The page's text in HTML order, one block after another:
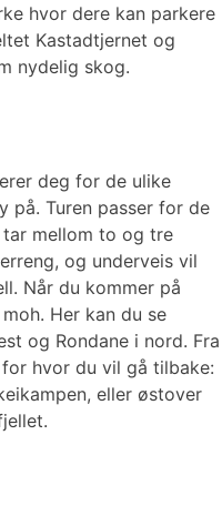
hvor dere kan parkere
Kastadtjernet og
nydelig skog.
deg for de ulike
på. Turen passer for de
mellom to og tre
og underveis vil
Når du kommer på
Her kan du se
og Rondane i nord. Fra
hvor du vil gå tilbake:
eller østover